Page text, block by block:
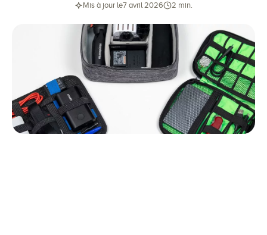
Mis à jour le7 avril 2026 2 min.